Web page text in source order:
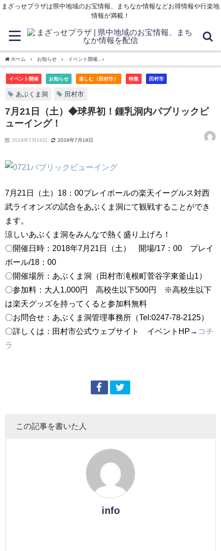
まざっせプラザは県中地域のお宝情報、まちなか情報などお得情報や行楽地
情報が満載！
ホーム お知らせ イベント開催
イベント開催 お知らせ 楽しむ（田村市） 特集 田村市
あぶくま洞 田村市
7月21日（土）◆球界初！鍾乳洞内パブリックビ
ューイング！
2018年7月19日 2018年7月19日
7月21日（土）18：00プレイボールの楽天イーグルス対西
武ライオンズの試合をあぶくま洞にて観戦することができ
ます。
涼しいあぶくま洞をみんなで熱く盛り上げろ！
〇開催日時：2018年7月21日（土） 開場/17：00 プレイ
ボール/18：00
〇開催場所：あぶくま洞（田村市滝根町菅谷字東釜山1）
〇参加料：大人1,000円 高校生以下500円 ※高校生以下
は楽天グッズを持ってくると参加料無料
〇お問合せ：あぶくま洞管理事務所（Tel:0247-78-2125）
〇詳しくは：田村市公式ウェブサイト イベントHP→ コチ
ラ
この記事を書いた人
info